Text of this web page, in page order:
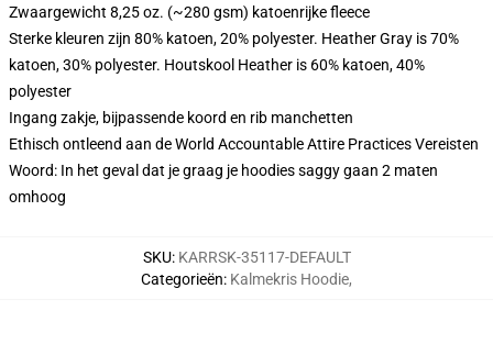
Zwaargewicht 8,25 oz. (~280 gsm) katoenrijke fleece
Sterke kleuren zijn 80% katoen, 20% polyester. Heather Gray is 70%
katoen, 30% polyester. Houtskool Heather is 60% katoen, 40%
polyester
Ingang zakje, bijpassende koord en rib manchetten
Ethisch ontleend aan de World Accountable Attire Practices Vereisten
Woord: In het geval dat je graag je hoodies saggy gaan 2 maten
omhoog
SKU: KARRSK-35117-DEFAULT
Categorieën: Kalmekris Hoodie,